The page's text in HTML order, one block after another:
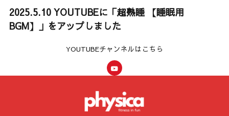
2025.5.10 YOUTUBEに「超熟睡 【睡眠用
BGM】」をアップしました
YOUTUBEチャンネルはこちら